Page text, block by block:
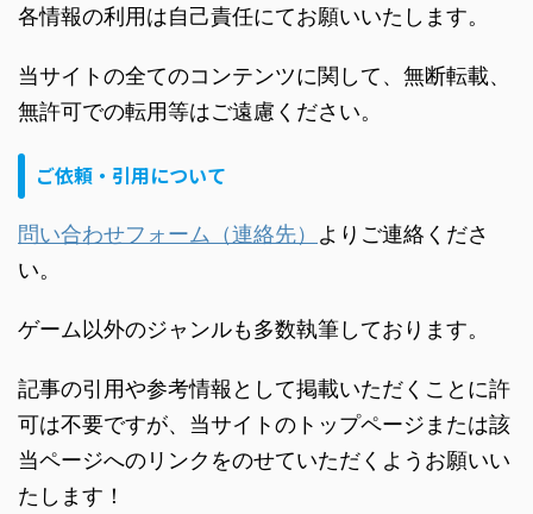
各情報の利用は自己責任にてお願いいたします。
当サイトの全てのコンテンツに関して、無断転載、
無許可での転用等はご遠慮ください。
ご依頼・引用について
問い合わせフォーム（連絡先） よりご連絡くださ
い。
ゲーム以外のジャンルも多数執筆しております。
記事の引用や参考情報として掲載いただくことに許
可は不要ですが、当サイトのトップページまたは該
当ページへのリンクをのせていただくようお願いい
たします！